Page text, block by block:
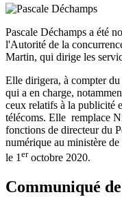
Pascale Déchamps a été
l'Autorité de la
Martin, qui dirige les
Elle dirigera, à compter
qui a en charge,
ceux relatifs à la publicité
télécoms. Elle remplace
fonctions de directeur du
numérique au ministère
le 1 eroctobre 2020.
Communiqué